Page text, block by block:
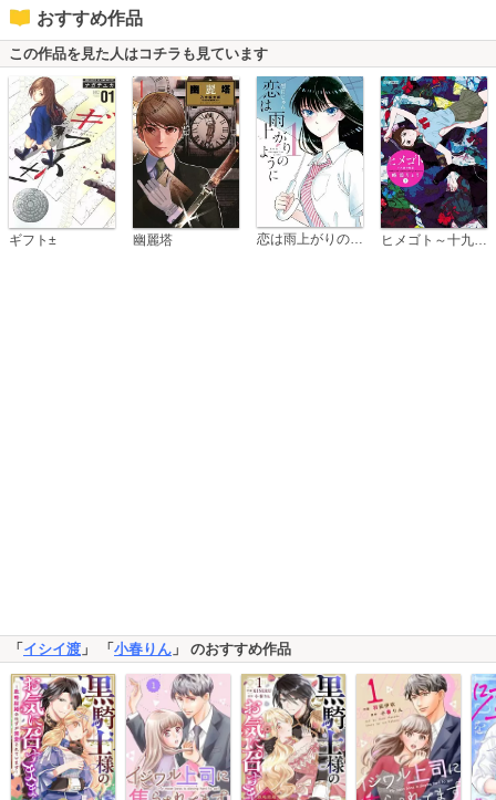
おすすめ作品
この作品を見た人はコチラも見ています
ギフト± 幽麗塔 恋は雨上がりのように
「 イシイ渡 」 「 小春りん 」 のおすすめ作品